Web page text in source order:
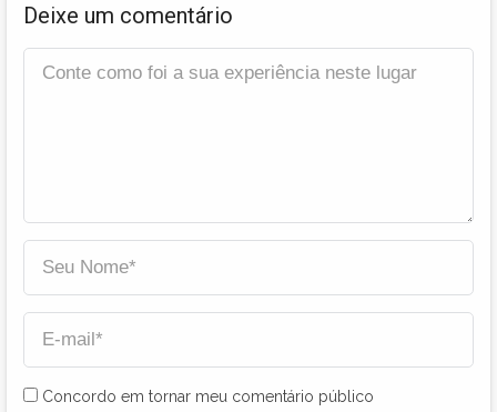
Deixe um comentário
Concordo em tornar meu comentário público